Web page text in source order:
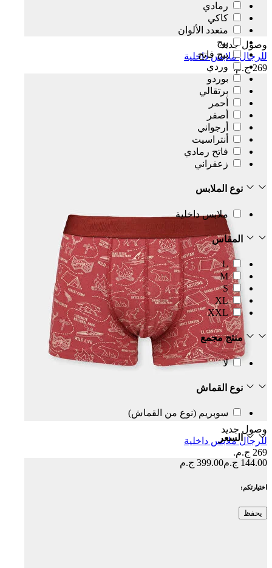
رمادي
كاكي
متعدد الألوان
بيج
بيج فاتح
وردي
بوردو
برتقالي
أحمر
أصفر
أرجواني
أنتراسيت
فاتح رمادي
زعفراني
نوع الملابس
ملابس داخلية
المقاس
L
M
S
XL
XXL
منتج مجمع
لا
نوع القماش
سوبريم (نوع من القماش)
السعر
144.00 ج.م 399.00 ج.م
اختيارتكم:
يحفظ
وصول جديد
للرجال ملابس داخلية
269 ج.م.‏
وصول جديد
للرجال ملابس داخلية
269 ج.م.‏